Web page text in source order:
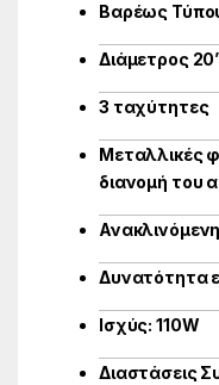
Βαρέως
Διάμετρος
3 ταχύτητες
Μεταλλικές
διανομή του
Δυνατότητα
Ισχύς: 110W
Διαστάσεις